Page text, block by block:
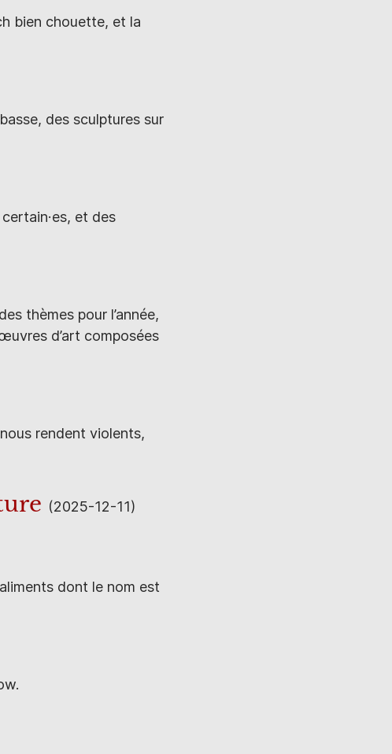
bien chouette, et la
des sculptures sur
et des
thèmes pour l’année,
d’art composées
rendent violents,
(2025-12-11)
dont le nom est